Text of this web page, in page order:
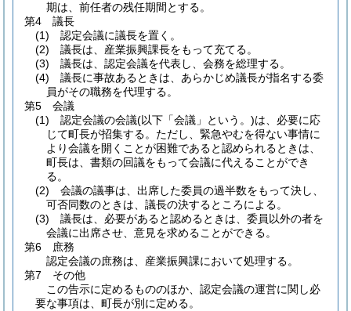
期は、前任者の残任期間とする。
第4 議長
(1) 認定会議に議長を置く。
(2) 議長は、産業振興課長をもって充てる。
(3) 議長は、認定会議を代表し、会務を総理する。
(4) 議長に事故あるときは、あらかじめ議長が指名する委
員がその職務を代理する。
第5 会議
(1) 認定会議の会議(以下「会議」という。)は、必要に応
じて町長が招集する。ただし、緊急やむを得ない事情に
より会議を開くことが困難であると認められるときは、
町長は、書類の回議をもって会議に代えることができ
る。
(2) 会議の議事は、出席した委員の過半数をもって決し、
可否同数のときは、議長の決するところによる。
(3) 議長は、必要があると認めるときは、委員以外の者を
会議に出席させ、意見を求めることができる。
第6 庶務
認定会議の庶務は、産業振興課において処理する。
第7 その他
この告示に定めるもののほか、認定会議の運営に関し必
要な事項は、町長が別に定める。